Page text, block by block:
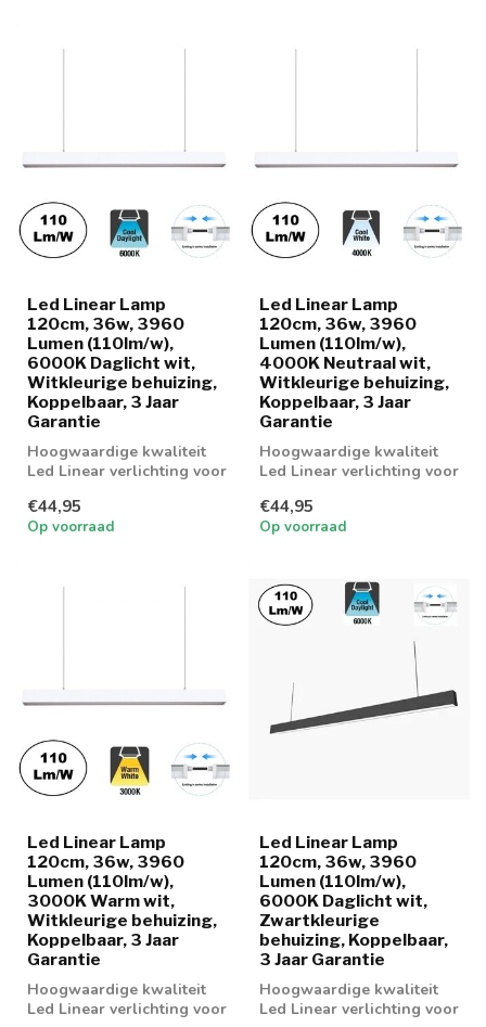
Led Linear Lamp
120cm, 36w, 3960
Lumen (110lm/w),
6000K Daglicht wit,
Witkleurige behuizing,
Koppelbaar, 3 Jaar
Garantie
Hoogwaardige kwaliteit
Led Linear verlichting voor
werkplaatsen en...
€44,95
Op voorraad
Led Linear Lamp
120cm, 36w, 3960
Lumen (110lm/w),
4000K Neutraal wit,
Witkleurige behuizing,
Koppelbaar, 3 Jaar
Garantie
Hoogwaardige kwaliteit
Led Linear verlichting voor
werkplaatsen en...
€44,95
Op voorraad
Led Linear Lamp
120cm, 36w, 3960
Lumen (110lm/w),
3000K Warm wit,
Witkleurige behuizing,
Koppelbaar, 3 Jaar
Garantie
Hoogwaardige kwaliteit
Led Linear verlichting voor
Led Linear Lamp
120cm, 36w, 3960
Lumen (110lm/w),
6000K Daglicht wit,
Zwartkleurige
behuizing, Koppelbaar,
3 Jaar Garantie
Hoogwaardige kwaliteit
Led Linear verlichting voor